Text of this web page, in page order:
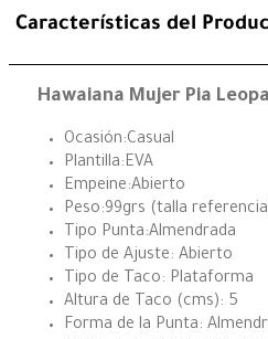
Características del
Hawaiana Mujer Pia
Ocasión:Casual
Plantilla:EVA
Empeine:Abierto
Peso:99grs (talla
Tipo Punta:Almendrada
Tipo de Ajuste: Abierto
Tipo de Taco: Plataforma
Altura de Taco (cms): 5
Forma de la Punta: